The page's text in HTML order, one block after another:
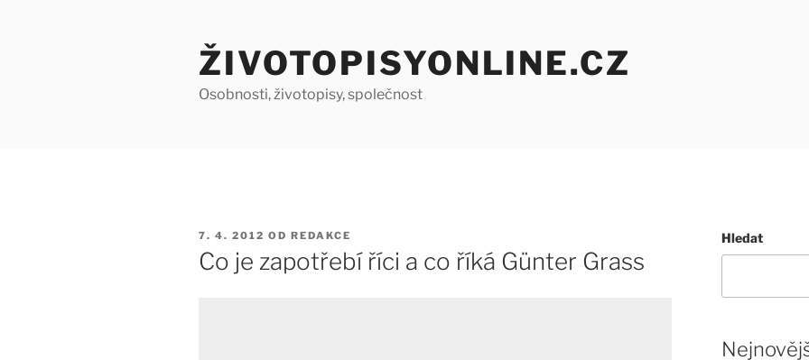
ŽIVOTOPISYONLINE.CZ
Osobnosti, životopisy, společnost
PUBLIKOVÁNO
7. 4. 2012 OD REDAKCE
Co je zapotřebí říci a co říká Günter Grass
Hledat